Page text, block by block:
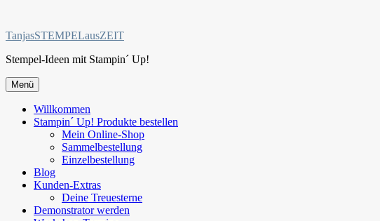
springen
TanjasSTEMPELausZEIT
Stempel-Ideen mit Stampin´ Up!
Menü
Willkommen
Stampin´ Up! Produkte bestellen
Mein Online-Shop
Sammelbestellung
Einzelbestellung
Blog
Kunden-Extras
Deine Treuesterne
Demonstrator werden